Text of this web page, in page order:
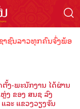
ນລາວທຸກຄົນຈົ່ງພ້ອມເ
ງ-ພະນັກງານ ໄດ້ຜ່ານ
ງ ຂອງ ສນຊ ລົງ
ລະ ແຂວງວຽງຈັນ